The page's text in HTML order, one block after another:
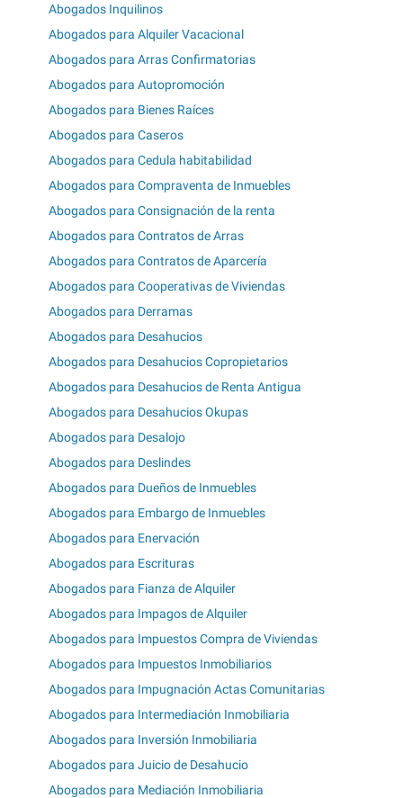
Abogados Inquilinos
Abogados para Alquiler Vacacional
Abogados para Arras Confirmatorias
Abogados para Autopromoción
Abogados para Bienes Raíces
Abogados para Caseros
Abogados para Cedula habitabilidad
Abogados para Compraventa de Inmuebles
Abogados para Consignación de la renta
Abogados para Contratos de Arras
Abogados para Contratos de Aparcería
Abogados para Cooperativas de Viviendas
Abogados para Derramas
Abogados para Desahucios
Abogados para Desahucios Copropietarios
Abogados para Desahucios de Renta Antigua
Abogados para Desahucios Okupas
Abogados para Desalojo
Abogados para Deslindes
Abogados para Dueños de Inmuebles
Abogados para Embargo de Inmuebles
Abogados para Enervación
Abogados para Escrituras
Abogados para Fianza de Alquiler
Abogados para Impagos de Alquiler
Abogados para Impuestos Compra de Viviendas
Abogados para Impuestos Inmobiliarios
Abogados para Impugnación Actas Comunitarias
Abogados para Intermediación Inmobiliaria
Abogados para Inversión Inmobiliaria
Abogados para Juicio de Desahucio
Abogados para Mediación Inmobiliaria